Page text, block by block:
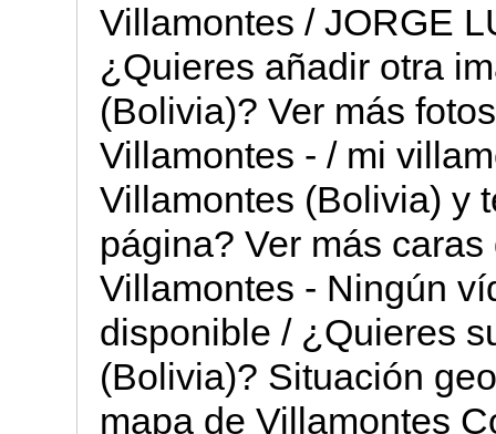
Villamontes / JORGE
¿Quieres añadir otra
(Bolivia)? Ver más
Villamontes - / mi
Villamontes (Bolivia) y
página? Ver más
Villamontes - Ningún
disponible / ¿Quieres
(Bolivia)? Situación
mapa de Villamontes